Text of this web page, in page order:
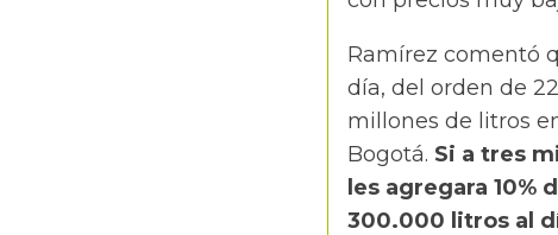
Ramírez comentó
día, del orden de
millones de litros
Bogotá. Si a tres
les agregara 10%
300.000 litros al